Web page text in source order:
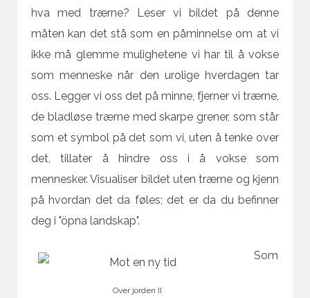
hva med trærne? Leser vi bildet på denne
måten kan det stå som en påminnelse om at vi
ikke må glemme mulighetene vi har til å vokse
som menneske når den urolige hverdagen tar
oss. Legger vi oss det på minne, fjerner vi trærne,
de bladløse trærne med skarpe grener, som står
som et symbol på det som vi, uten å tenke over
det, tillater å hindre oss i å vokse som
mennesker. Visualiser bildet uten trærne og kjenn
på hvordan det da føles; det er da du befinner
deg i "öpna landskap".
Over jorden II
Som